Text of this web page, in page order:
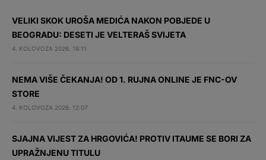
VELIKI SKOK UROŠA MEDIĆA NAKON POBJEDE U
BEOGRADU: DESETI JE VELTERAŠ SVIJETA
4. KOLOVOZA 2026. 16:11
NEMA VIŠE ČEKANJA! OD 1. RUJNA ONLINE JE FNC-OV
STORE
4. KOLOVOZA 2026. 12:07
SJAJNA VIJEST ZA HRGOVIĆA! PROTIV ITAUME SE BORI ZA
UPRAŽNJENU TITULU